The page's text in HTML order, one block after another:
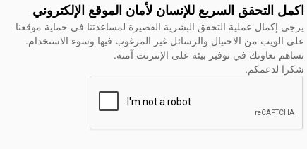
اكمل التحقق السريع للإنسان لأمان الموقع الإلكتروني
يرجى إكمال عملية التحقق البشرية القصيرة لمساعدتنا في حماية موقعنا
على الويب من الاحتيال والرسائل غير المرغوب فيها وسوء الاستخدام.
تساهم تعاونك في توفير بيئة على الإنترنت آمنة.
شكرا لدعمكم.